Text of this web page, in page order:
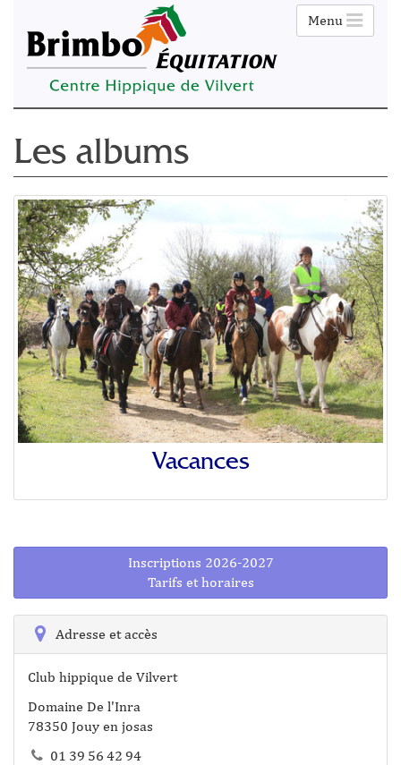
Menu
Les albums
Vacances
Inscriptions 2026-2027
Tarifs et horaires
Adresse et accès
Club hippique de Vilvert
Domaine De l'Inra
78350 Jouy en josas
01 39 56 42 94